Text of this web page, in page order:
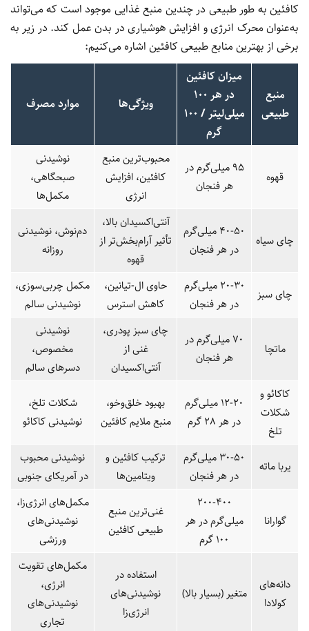
کافئین به طور طبیعی در چندین منبع غذایی موجود است که می‌تواند
به‌عنوان محرک انرژی و افزایش هوشیاری در بدن عمل کند. در زیر به
برخی از بهترین منابع طبیعی کافئین اشاره می‌کنیم:
منبع
طبیعی
میزان کافئین
در هر 100
میلی‌لیتر / 100
گرم
ویژگی‌ها موارد مصرف
قهوه
95 میلی‌گرم در
هر فنجان
محبوب‌ترین منبع
کافئین، افزایش
انرژی
نوشیدنی
صبحگاهی،
مکمل‌ها
چای سیاه
40-50 میلی‌گرم
در هر فنجان
آنتی‌اکسیدان بالا،
تأثیر آرام‌بخش‌تر از
قهوه
دم‌نوش، نوشیدنی
روزانه
چای سبز
20-30 میلی‌گرم
در هر فنجان
حاوی ال-تیانین،
کاهش استرس
مکمل چربی‌سوزی،
نوشیدنی سالم
ماتچا
70 میلی‌گرم در
هر فنجان
چای سبز پودری،
غنی از
آنتی‌اکسیدان
نوشیدنی
مخصوص،
دسرهای سالم
کاکائو و
شکلات
تلخ
12-20 میلی‌گرم
در هر 28 گرم
بهبود خلق‌وخو،
منبع ملایم کافئین
شکلات تلخ،
نوشیدنی کاکائو
یربا ماته
30-50 میلی‌گرم
در هر فنجان
ترکیب کافئین و
ویتامین‌ها
نوشیدنی محبوب
در آمریکای جنوبی
گوارانا
200-400
میلی‌گرم در هر
100 گرم
غنی‌ترین منبع
طبیعی کافئین
مکمل‌های انرژی‌زا،
نوشیدنی‌های
ورزشی
دانه‌های
کولادا
متغیر (بسیار بالا)
استفاده در
نوشیدنی‌های
انرژی‌زا
مکمل‌های تقویت
انرژی،
نوشیدنی‌های
تجاری